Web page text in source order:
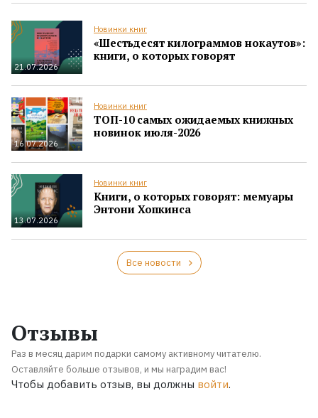
21.07.2026
Новинки книг
«Шестьдесят килограммов нокаутов»:
книги, о которых говорят
16.07.2026
Новинки книг
ТОП-10 самых ожидаемых книжных
новинок июля-2026
13.07.2026
Новинки книг
Книги, о которых говорят: мемуары
Энтони Хопкинса
Все новости
Отзывы
Раз в месяц дарим подарки самому активному читателю.
Оставляйте больше отзывов, и мы наградим вас!
Чтобы добавить отзыв, вы должны войти.